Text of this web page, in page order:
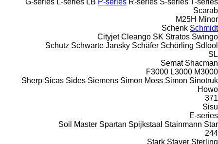
Scarab
M25H Minor
Schenk Schmidt
Cityjet Cleango SK Stratos Swingo
Schutz Schwarte Jansky Schäfer Schörling Sdlool
SL
Semat Shacman
F3000 L3000 M3000
Sherp Sicas Sides Siemens Simon Moss Simon Sinotruk
Howo
371
Sisu
E-series
Soil Master Spartan Spijkstaal Stainmann Star
244
Stark Stayer Sterling